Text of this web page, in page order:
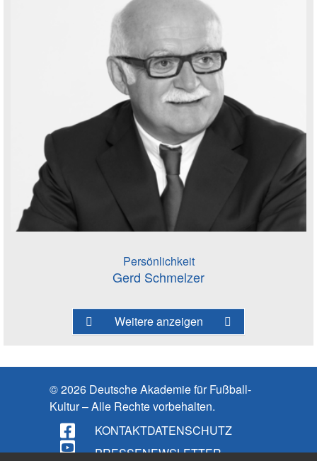
Persönlichkeit
Gerd Schmelzer
Weitere anzeigen
© 2026 Deutsche Akademie für Fußball-
Kultur – Alle Rechte vorbehalten.
KONTAKTDATENSCHUTZ
PRESSENEWSLETTER